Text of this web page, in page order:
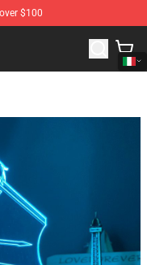
$100
of Anime Lamp